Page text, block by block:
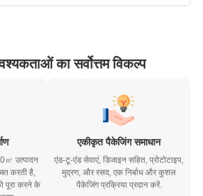
का सर्वोत्तम विकल्प
उत्पादन
करती है,
पूरा करने के
एकीकृत पैकेजिंग समाधान
एंड-टू-एंड सेवाएं, डिजाइन सहित, प्रोटोटाइप,
मुद्रण, और रसद, एक निर्बाध और कुशल
पैकेजिंग प्रक्रिया प्रदान करें.